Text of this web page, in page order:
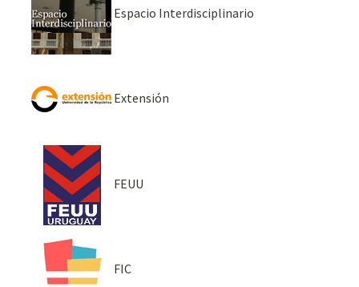
Espacio Interdisciplinario
Extensión
FEUU
FIC